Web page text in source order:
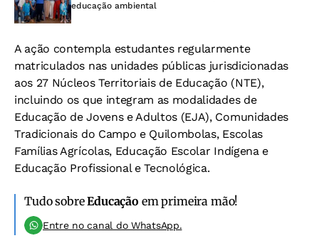
educação ambiental
A ação contempla estudantes regularmente
matriculados nas unidades públicas jurisdicionadas
aos 27 Núcleos Territoriais de Educação (NTE),
incluindo os que integram as modalidades de
Educação de Jovens e Adultos (EJA), Comunidades
Tradicionais do Campo e Quilombolas, Escolas
Famílias Agrícolas, Educação Escolar Indígena e
Educação Profissional e Tecnológica.
Tudo sobreEducação em primeira mão!
Entre no canal do WhatsApp.